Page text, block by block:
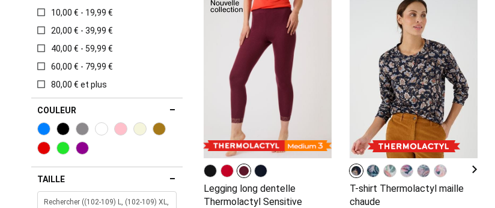
Legging long dentelle
Thermolactyl Sensitive
T-shirt Thermolactyl maille
chaude
10,00 € - 19,99 €
20,00 € - 39,99 €
40,00 € - 59,99 €
60,00 € - 79,99 €
80,00 € et plus
COULEUR
TAILLE